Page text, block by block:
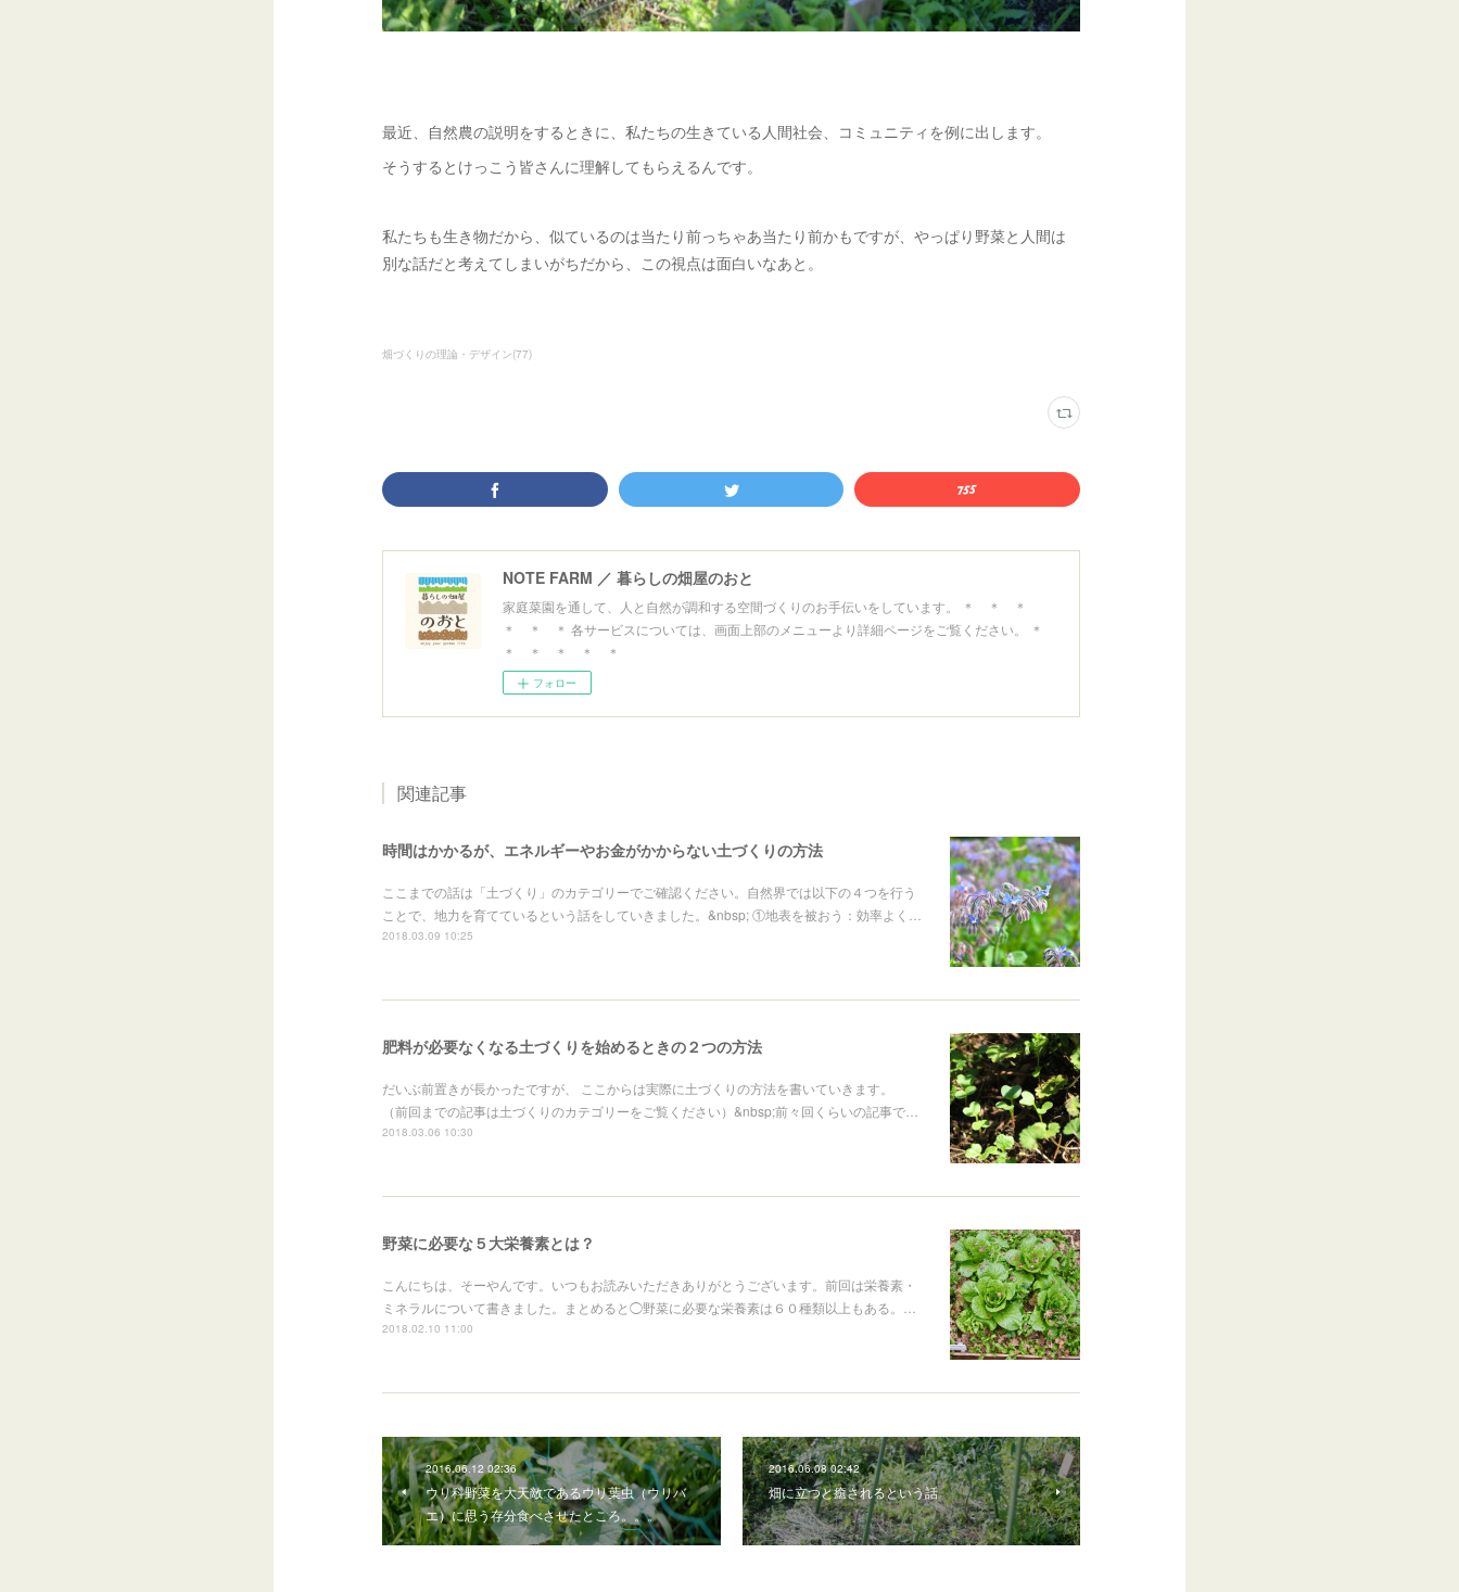
最近、自然農の説明をするときに、私たちの生きている人間社会、コミュニティを例に出します。
そうするとけっこう皆さんに理解してもらえるんです。
私たちも生き物だから、似ているのは当たり前っちゃあ当たり前かもですが、やっぱり野菜と人間は
別な話だと考えてしまいがちだから、この視点は面白いなあと。
畑づくりの理論・デザイン(77)
NOTE FARM ／ 暮らしの畑屋のおと
家庭菜園を通して、人と自然が調和する空間づくりのお手伝いをしています。 ＊ ＊ ＊
＊ ＊ ＊ 各サービスについては、画面上部のメニューより詳細ページをご覧ください。 ＊
＊ ＊ ＊ ＊ ＊
フォロー
関連記事
時間はかかるが、エネルギーやお金がかからない土づくりの方法
ここまでの話は「土づくり」のカテゴリーでご確認ください。自然界では以下の４つを行う
ことで、地力を育てているという話をしていきました。&nbsp; ①地表を被おう：効率よく…
2018.03.09 10:25
肥料が必要なくなる土づくりを始めるときの２つの方法
だいぶ前置きが長かったですが、 ここからは実際に土づくりの方法を書いていきます。
（前回までの記事は土づくりのカテゴリーをご覧ください）&nbsp;前々回くらいの記事で…
2018.03.06 10:30
野菜に必要な５大栄養素とは？
こんにちは、そーやんです。いつもお読みいただきありがとうございます。前回は栄養素・
ミネラルについて書きました。まとめると◯野菜に必要な栄養素は６０種類以上もある。…
2018.02.10 11:00
2016.06.12 02:36
ウリ科野菜を大天敵であるウリ葉虫（ウリバ
エ）に思う存分食べさせたところ。。。
2016.06.08 02:42
畑に立つと癒されるという話